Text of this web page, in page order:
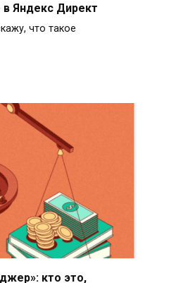
Яндекс Директ
что такое
кто это,